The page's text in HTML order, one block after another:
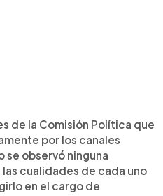
de la Comisión Política que
por los canales
se observó ninguna
cualidades de cada uno
en el cargo de